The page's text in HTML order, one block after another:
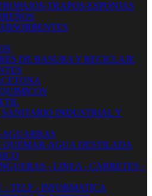
TRAPOS-ESPONJAS
DE BASURA Y RECICLAJE
SANITARIO INDUSTRIAL Y
QUEMAR-AGUA DESTILADA
- LINEA - CARRETES -
- TELF - INFORMATICA